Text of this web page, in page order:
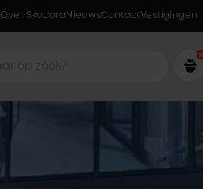
Ophalen wanneer jou dat uitkomt
Over Skodora NieuwsContactVestigingen